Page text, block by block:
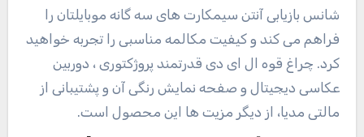
شانس بازیابی آنتن سیمکارت های سه گانه موبایلتان را
فراهم می کند و کیفیت مکالمه مناسبی را تجربه خواهید
کرد. چراغ قوه ال ای دی قدرتمند پروژکتوری ، دوربین
عکاسی دیجیتال و صفحه نمایش رنگی آن و پشتیبانی از
مالتی مدیا، از دیگر مزیت ها این محصول است.